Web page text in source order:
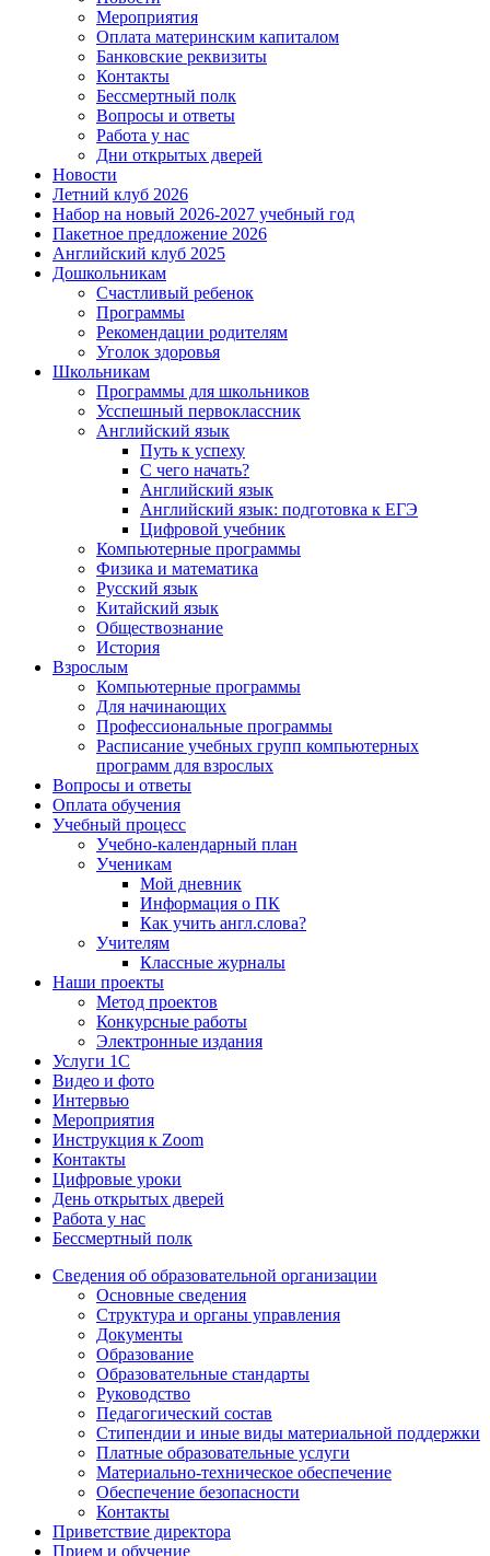
Мероприятия
Оплата материнским капиталом
Банковские реквизиты
Контакты
Бессмертный полк
Вопросы и ответы
Работа у нас
Дни открытых дверей
Новости
Летний клуб 2026
Набор на новый 2026-2027 учебный год
Пакетное предложение 2026
Английский клуб 2025
Дошкольникам
Счастливый ребенок
Программы
Рекомендации родителям
Уголок здоровья
Школьникам
Программы для школьников
Усспешный первоклассник
Английский язык
Путь к успеху
С чего начать?
Английский язык
Английский язык: подготовка к ЕГЭ
Цифровой учебник
Компьютерные программы
Физика и математика
Русский язык
Китайский язык
Обществознание
История
Взрослым
Компьютерные программы
Для начинающих
Профессиональные программы
Расписание учебных групп компьютерных
программ для взрослых
Вопросы и ответы
Оплата обучения
Учебный процесс
Учебно-календарный план
Ученикам
Мой дневник
Информация о ПК
Как учить англ.слова?
Учителям
Классные журналы
Наши проекты
Метод проектов
Конкурсные работы
Электронные издания
Услуги 1C
Видео и фото
Интервью
Мероприятия
Инструкция к Zoom
Контакты
Цифровые уроки
День открытых дверей
Работа у нас
Бессмертный полк
Сведения об образовательной организации
Основные сведения
Структура и органы управления
Документы
Образование
Образовательные стандарты
Руководство
Педагогический состав
Стипендии и иные виды материальной поддержки
Платные образовательные услуги
Материально-техническое обеспечение
Обеспечение безопасности
Контакты
Приветствие директора
Прием и обучение